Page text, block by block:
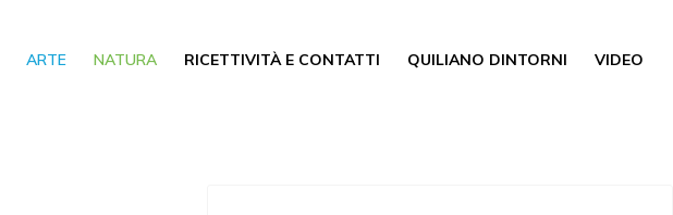
ARTE NATURA RICETTIVITÀ E CONTATTI QUILIANO DINTORNI VIDEO